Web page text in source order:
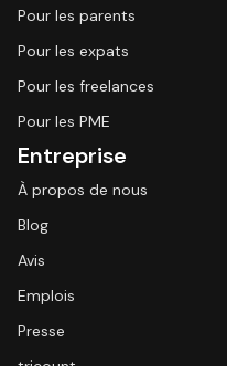
Pour les parents
Pour les expats
Pour les freelances
Pour les PME
Entreprise
À propos de nous
Blog
Avis
Emplois
Presse